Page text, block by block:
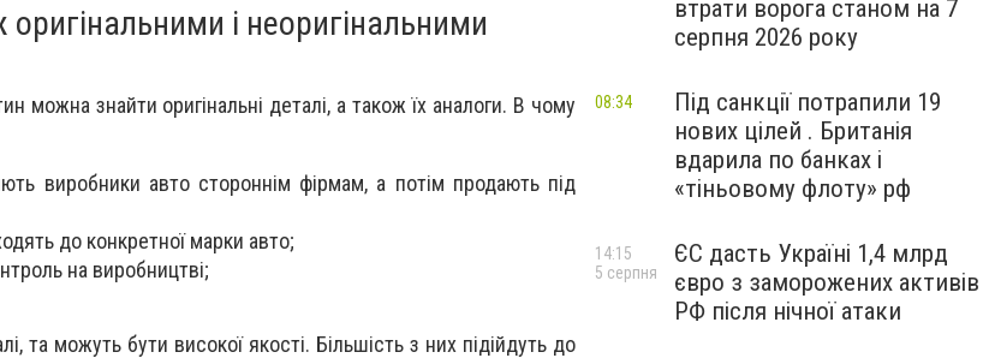
і неоригінальними
можна знайти оригінальні деталі, а також їх аналоги. В чому
виробники авто стороннім фірмам, а потім продають під
до конкретної марки авто;
на виробництві;
та можуть бути високої якості. Більшість з них підійдуть до
втрати ворога станом на 7
серпня 2026 року
Під санкції потрапили 19
нових цілей . Британія
вдарила по банках і
«тіньовому флоту» рф
08:34
ЄС дасть Україні 1,4 млрд
євро з заморожених активів
РФ після нічної атаки
14:15
5 серпня